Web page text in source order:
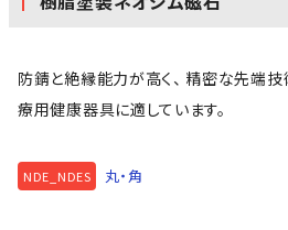
防錆と絶縁能力が高く、 精密な先端技
療用健康器具に適しています。
NDE_NDES 丸・角